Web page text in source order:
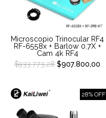
Microscopio Trinocular RF4
RF-6558x + Barlow 0.7X +
Cam 4k RF4
$933.773,28 $907.800,00
28% OFF